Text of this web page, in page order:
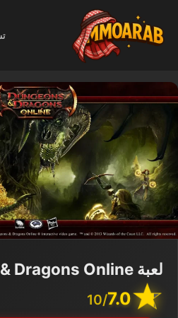
المحتوى
لعبة Dungeons & Dragons Online
7.0
/10